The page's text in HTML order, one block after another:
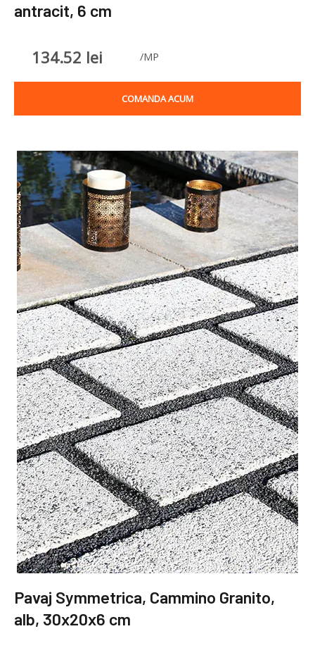
antracit, 6 cm
134.52 lei /MP
COMANDA ACUM
Pavaj Symmetrica, Cammino Granito,
alb, 30x20x6 cm